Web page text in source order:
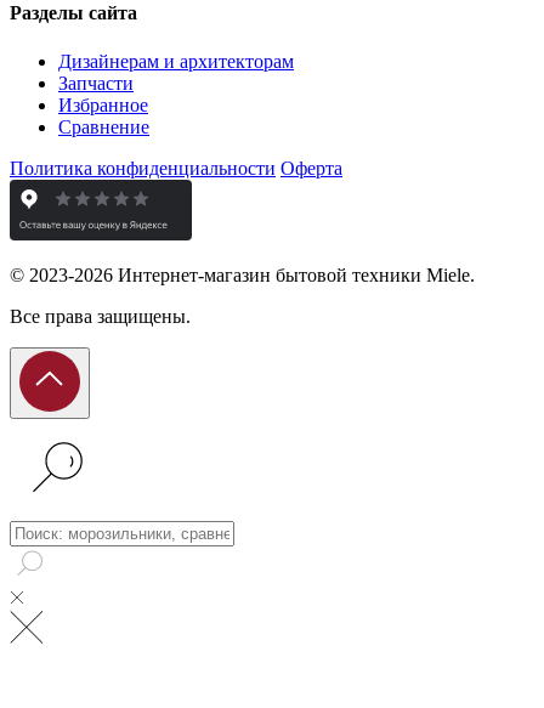
Разделы сайта
Дизайнерам и архитекторам
Запчасти
Избранное
Сравнение
Политика конфиденциальности Оферта
© 2023-2026 Интернет-магазин бытовой техники Miele.
Все права защищены.
Поиск: